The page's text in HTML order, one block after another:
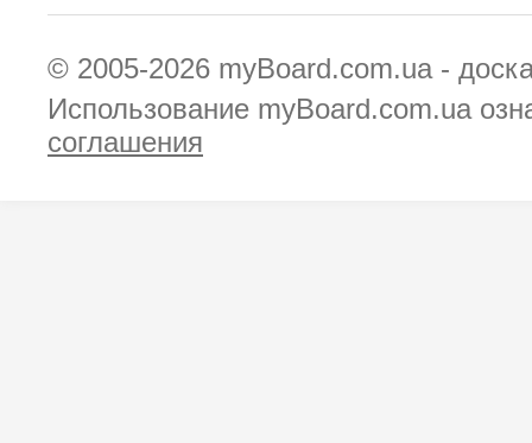
© 2005-2026 myBoard.com.ua -
Использование myBoard.com.ua
соглашения